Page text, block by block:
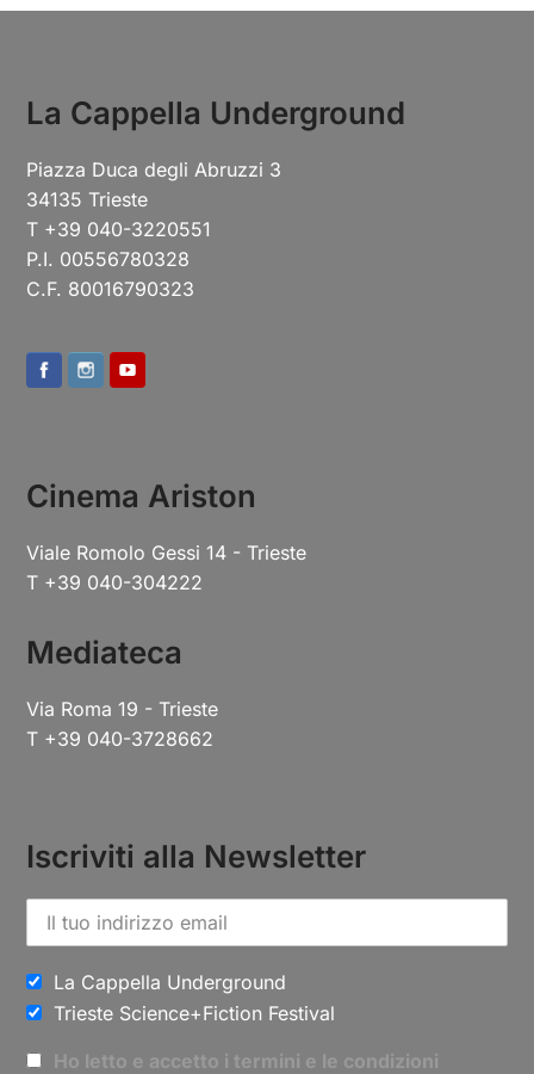
La Cappella Underground
Piazza Duca degli Abruzzi 3
34135 Trieste
T +39 040-3220551
P.I. 00556780328
C.F. 80016790323
Cinema Ariston
Viale Romolo Gessi 14 - Trieste
T +39 040-304222
Mediateca
Via Roma 19 - Trieste
T +39 040-3728662
Iscriviti alla Newsletter
La Cappella Underground
Trieste Science+Fiction Festival
Ho letto e accetto i termini e le condizioni